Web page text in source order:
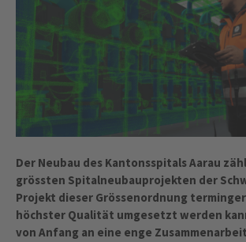
Der Neubau des Kantonsspitals Aarau
grössten Spitalneubauprojekten der
Projekt dieser Grössenordnung
höchster Qualität umgesetzt werden
von Anfang an eine enge